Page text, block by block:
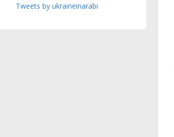
Tweets by ukraineinarabi